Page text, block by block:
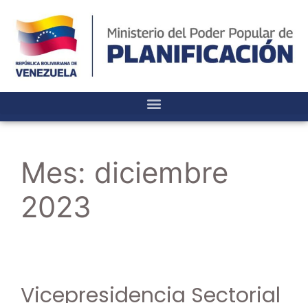
Mes: diciembre
2023
Vicepresidencia Sectorial